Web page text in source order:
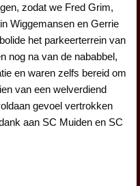
zodat we Fred Grim,
Wiggemansen en Gerrie
het parkeerterrein van
nog na van de nababbel,
en waren zelfs bereid om
van een welverdiend
gevoel vertrokken
aan SC Muiden en SC